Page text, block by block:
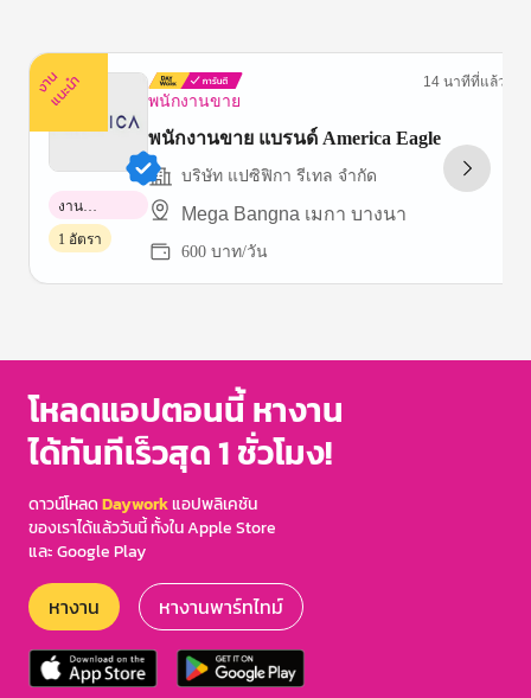
ง
า
น
แ
น
ะ
นำ พนักงานขาย
14 นาทีที่แล้ว
พนักงานขาย แบรนด์ America Eagle
บริษัท แปซิฟิกา รีเทล จำกัด
Mega Bangna เมกา บางนา
600 บาท/วัน
งาน
พาร์ทไทม์
1 อัตรา
of
โหลดแอปตอนนี้ หางาน
ได้ทันทีเร็วสุด 1 ชั่วโมง!
ดาวน์โหลดDayworkแอปพลิเคชัน
ของเราได้แล้ววันนี้ ทั้งใน Apple Store
และ Google Play
หางาน หางานพาร์ทไทม์